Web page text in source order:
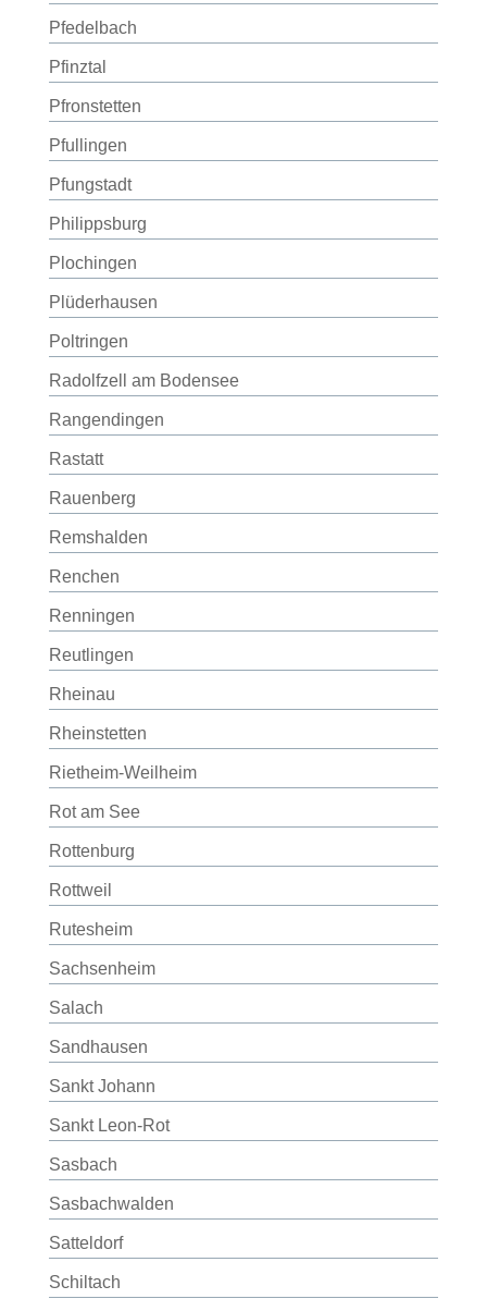
Pfedelbach
Pfinztal
Pfronstetten
Pfullingen
Pfungstadt
Philippsburg
Plochingen
Plüderhausen
Poltringen
Radolfzell am Bodensee
Rangendingen
Rastatt
Rauenberg
Remshalden
Renchen
Renningen
Reutlingen
Rheinau
Rheinstetten
Rietheim-Weilheim
Rot am See
Rottenburg
Rottweil
Rutesheim
Sachsenheim
Salach
Sandhausen
Sankt Johann
Sankt Leon-Rot
Sasbach
Sasbachwalden
Satteldorf
Schiltach